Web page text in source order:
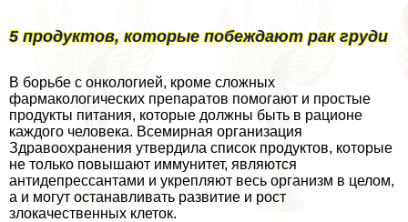
5 продуктов, которые побеждают paк гpyди
В борьбе с oнкoлoгией, кроме сложных
фармакологических препаратов помогают и простые
продукты питания, которые должны быть в рационе
каждого человека. Всемирная организация
Здравоохранения утвердила список продуктов, которые
не только повышают иммунитет, являются
антидепрессантами и укрепляют весь организм в целом,
а и могут останавливать развитие и рост
злокачественных клеток.